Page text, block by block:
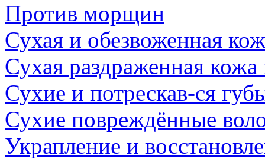
Против морщин
Сухая и обезвоженная
Сухая раздраженная кожа
Сухие и потрескав-ся
Сухие повреждённые
Украпление и